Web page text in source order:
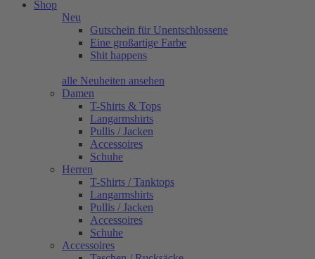
Shop
Neu
Gutschein für Unentschlossene
Eine großartige Farbe
Shit happens
alle Neuheiten ansehen
Damen
T-Shirts & Tops
Langarmshirts
Pullis / Jacken
Accessoires
Schuhe
Herren
T-Shirts / Tanktops
Langarmshirts
Pullis / Jacken
Accessoires
Schuhe
Accessoires